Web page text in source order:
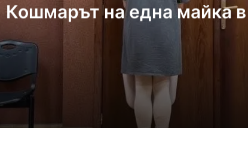
Кошмарът на една майка
17:14ч, петък, 7 август, 2026
Кошмарът на една майка в съда